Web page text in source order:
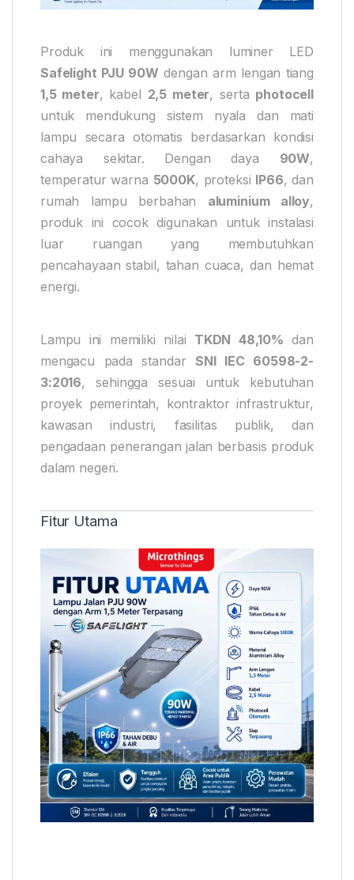
Produk ini menggunakan luminer LED
Safelight PJU 90W dengan arm lengan tiang
1,5 meter, kabel 2,5 meter, serta photocell
untuk mendukung sistem nyala dan mati
lampu secara otomatis berdasarkan kondisi
cahaya sekitar. Dengan daya 90W,
temperatur warna 5000K, proteksi IP66, dan
rumah lampu berbahan aluminium alloy,
produk ini cocok digunakan untuk instalasi
luar ruangan yang membutuhkan
pencahayaan stabil, tahan cuaca, dan hemat
energi.
Lampu ini memiliki nilai TKDN 48,10% dan
mengacu pada standar SNI IEC 60598-2-
3:2016, sehingga sesuai untuk kebutuhan
proyek pemerintah, kontraktor infrastruktur,
kawasan industri, fasilitas publik, dan
pengadaan penerangan jalan berbasis produk
dalam negeri.
Fitur Utama